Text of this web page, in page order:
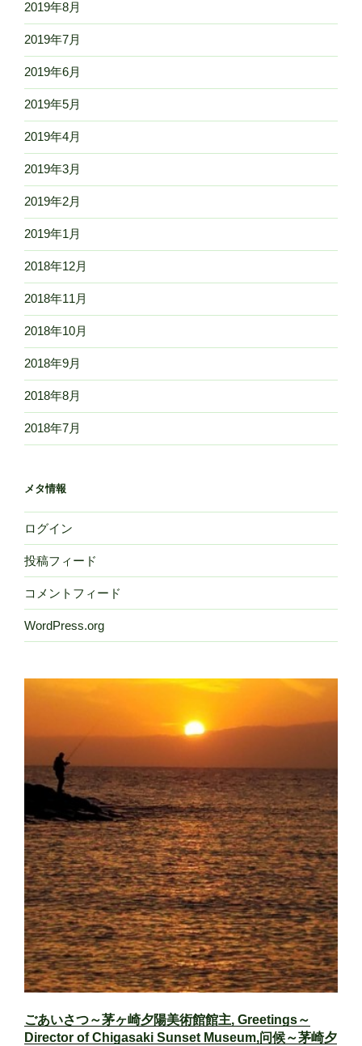
2019年8月
2019年7月
2019年6月
2019年5月
2019年4月
2019年3月
2019年2月
2019年1月
2018年12月
2018年11月
2018年10月
2018年9月
2018年8月
2018年7月
メタ情報
ログイン
投稿フィード
コメントフィード
WordPress.org
ごあいさつ～茅ヶ崎夕陽美術館館主, Greetings～
Director of Chigasaki Sunset Museum,问候～茅崎夕